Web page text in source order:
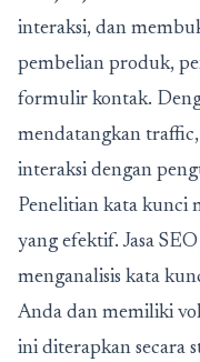
interaksi, dan
pembelian produk,
formulir kontak.
mendatangkan
interaksi dengan
Penelitian kata kunci
yang efektif. Jasa
menganalisis kata
Anda dan memiliki
ini diterapkan secara